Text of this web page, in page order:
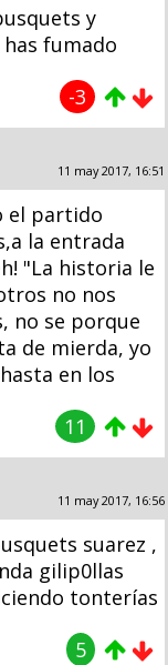
y
fumado
-3
11 may 2017, 16:51
el partido
la entrada
"La historia le
no nos
no se porque
de mierda, yo
en los
11
11 may 2017, 16:56
suarez ,
gilip0llas
tonterías
5